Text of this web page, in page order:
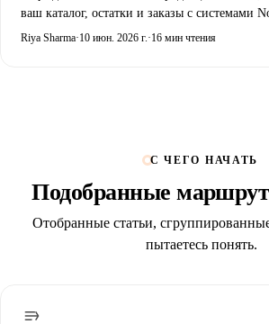
ваш каталог, остатки и заказы с системами
перенабора. Разбираем, какие именно
Riya Sharma·10 июн. 2026 г.·16 мин чтения
С ЧЕГО НАЧАТЬ
Подобранные
Отобранные статьи,
пытаетесь понять.